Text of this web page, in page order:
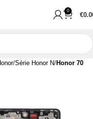
0
€
Série Honor N Honor 70